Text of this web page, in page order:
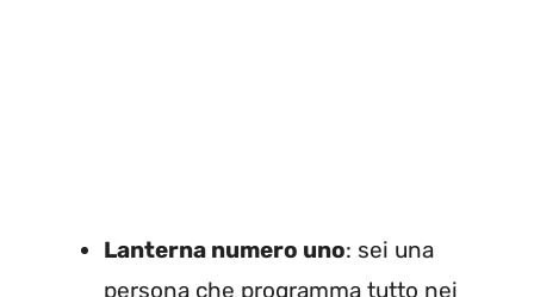
Lanterna numero uno: sei una
persona che programma tutto nei